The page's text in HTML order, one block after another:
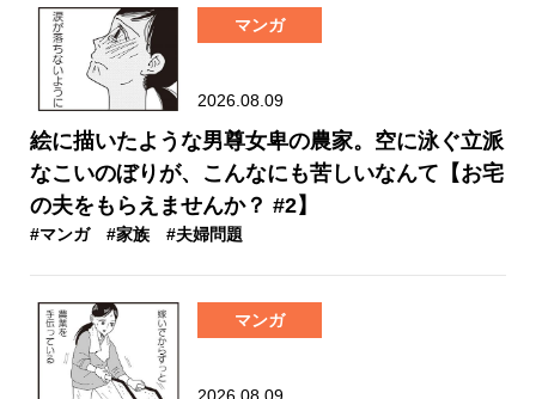
マンガ
2026.08.09
絵に描いたような男尊女卑の農家。空に泳ぐ立派
なこいのぼりが、こんなにも苦しいなんて【お宅
の夫をもらえませんか？ #2】
#マンガ #家族 #夫婦問題
マンガ
2026.08.09